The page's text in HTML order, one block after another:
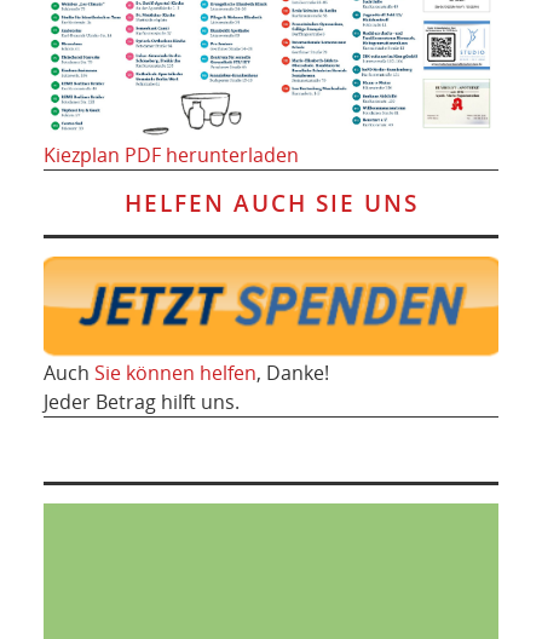
Kiezplan PDF herunterladen
HELFEN AUCH SIE UNS
Auch Sie können helfen, Danke!
Jeder Betrag hilft uns.